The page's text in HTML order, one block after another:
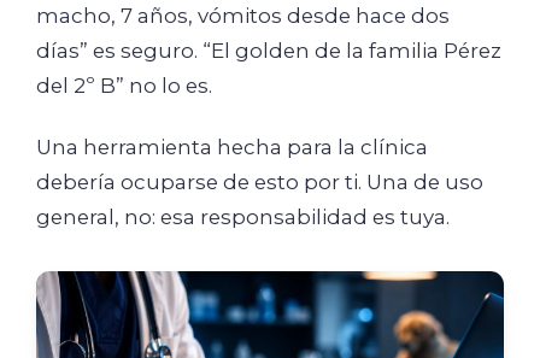
macho, 7 años, vómitos desde hace dos
días” es seguro. “El golden de la familia Pérez
del 2º B” no lo es.
Una herramienta hecha para la clínica
debería ocuparse de esto por ti. Una de uso
general, no: esa responsabilidad es tuya.